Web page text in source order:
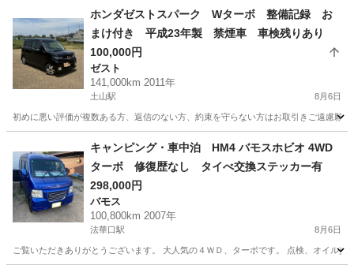
ホンダゼストスパーク Wターボ 整備記録 お
まけ付き 平成23年製 禁煙車 車検残りあり
100,000円
ゼスト
141,000km 2011年
土山駅 8月6日
初めに悪い評価が複数ある方、返信のない方、約束を守らない方はお取引きご遠慮
ゼスト
キャンピング・車中泊 HM4 バモスホビオ 4WD
ターボ 修復歴なし タイべ交換ステッカー有
298,000円
バモス
100,800km 2007年
法華口駅 8月6日
ご覧いただきありがとうございます。 大人気の４ＷＤ、ターボです。 点検、オイル